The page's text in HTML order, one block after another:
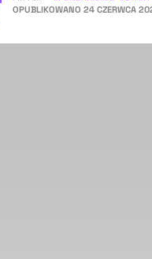
OPUBLIKOWANO 24 CZERWCA